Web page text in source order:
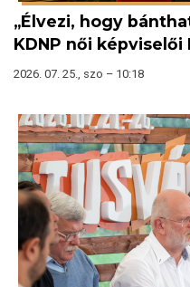
„Élvezi, hogy
KDNP női
2026. 07. 25., szo – 10:18